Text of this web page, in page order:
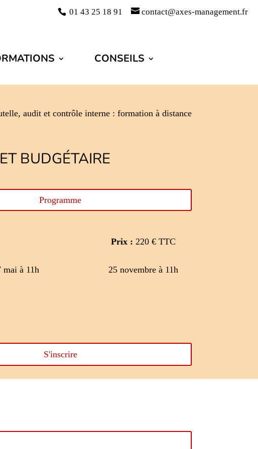
01 43 25 18 91 contact@axes-management.fr
CONSEILS
audit et contrôle interne : formation à distance
BUDGÉTAIRE
Programme
Prix : 220 € TTC
mai à 11h 25 novembre à 11h
S'inscrire